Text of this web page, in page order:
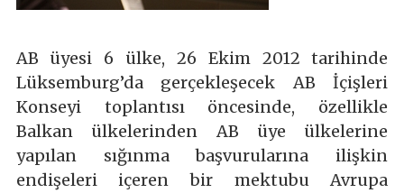
AB üyesi 6 ülke, 26 Ekim 2012 tarihinde
Lüksemburg’da gerçekleşecek AB İçişleri
Konseyi toplantısı öncesinde, özellikle
Balkan ülkelerinden AB üye ülkelerine
yapılan sığınma başvurularına ilişkin
endişeleri içeren bir mektubu Avrupa